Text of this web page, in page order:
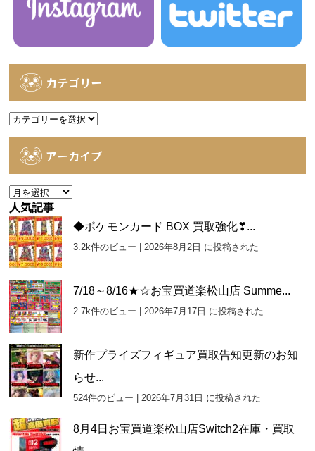
カテゴリー
カ
アーカイブ
ア
ー
カ
イ
ブ
人気記事
◆ポケモンカード BOX 買取強化❣...
3.2k件のビュー |2026年8月2日 に投稿された
7/18～8/16★☆お宝買道楽松山店 Summe...
2.7k件のビュー |2026年7月17日 に投稿された
新作プライズフィギュア買取告知更新のお知
らせ...
524件のビュー |2026年7月31日 に投稿された
8月4日お宝買道楽松山店Switch2在庫・買取